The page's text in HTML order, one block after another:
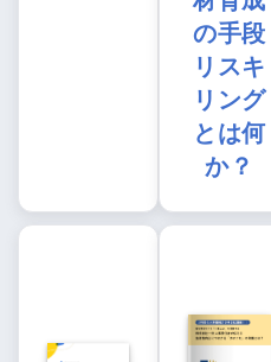
の手段
リスキ
リング
とは何
か？